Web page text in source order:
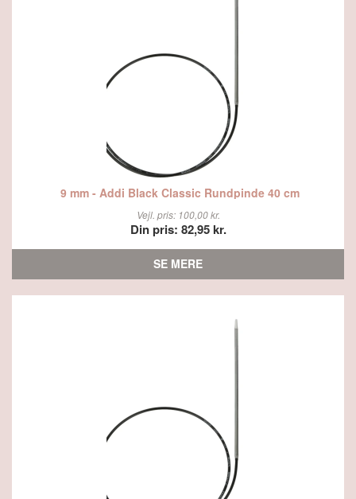
9 mm - Addi Black Classic Rundpinde 40 cm
Vejl. pris: 100,00 kr.
Din pris: 82,95 kr.
SE MERE